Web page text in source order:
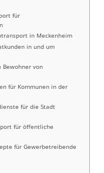
für
in Meckenheim
in und um
Bewohner von
für Kommunen in der
für die Stadt
für öffentliche
für Gewerbetreibende